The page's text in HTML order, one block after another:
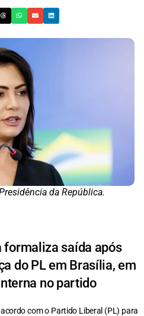
da República.
formaliza saída após
do PL em Brasília, em
no partido
com o Partido Liberal (PL) para